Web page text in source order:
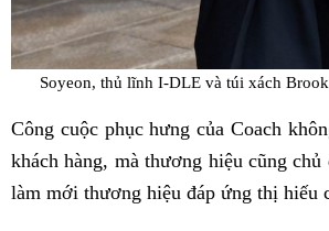
Soyeon, thủ lĩnh I-DLE và túi xách
Công cuộc phục hưng của Coach
khách hàng, mà thương hiệu cũng
làm mới thương hiệu đáp ứng thị hiếu